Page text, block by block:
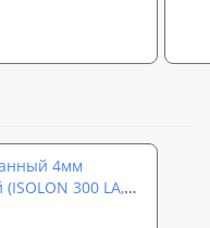
4мм
300 LA,